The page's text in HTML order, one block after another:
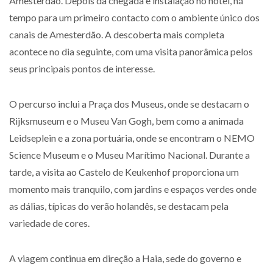
tempo para um primeiro contacto com o ambiente único dos
canais de Amesterdão. A descoberta mais completa
acontece no dia seguinte, com uma visita panorâmica pelos
seus principais pontos de interesse.
O percurso inclui a Praça dos Museus, onde se destacam o
Rijksmuseum e o Museu Van Gogh, bem como a animada
Leidseplein e a zona portuária, onde se encontram o NEMO
Science Museum e o Museu Marítimo Nacional. Durante a
tarde, a visita ao Castelo de Keukenhof proporciona um
momento mais tranquilo, com jardins e espaços verdes onde
as dálias, típicas do verão holandês, se destacam pela
variedade de cores.
A viagem continua em direção a Haia, sede do governo e